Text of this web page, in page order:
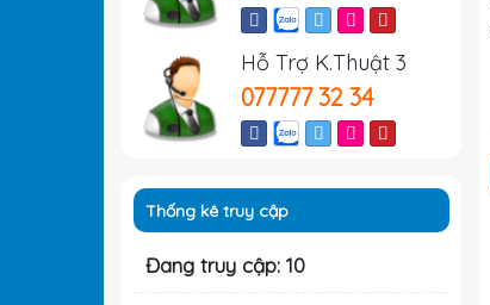
Hỗ Trợ K.Thuật 3
077777 32 34
Thống kê truy cập
Đang truy cập: 10